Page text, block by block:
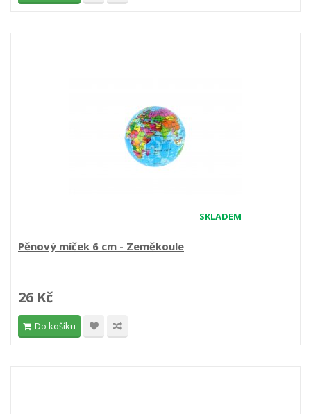
SKLADEM
Pěnový míček 6 cm - Zeměkoule
26 Kč
Do košíku